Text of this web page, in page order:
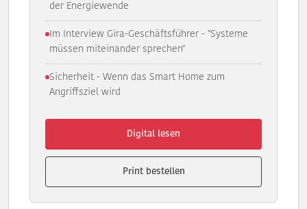
der Energiewende
Im Interview Gira-Geschäftsführer - "Systeme
müssen miteinander sprechen"
Sicherheit - Wenn das Smart Home zum
Angriffsziel wird
Digital lesen
Print bestellen